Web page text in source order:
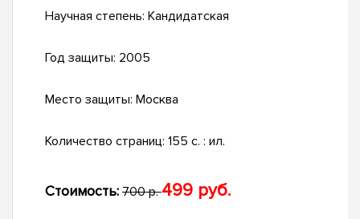
Научная степень: Кандидатская
Год защиты: 2005
Место защиты: Москва
Количество страниц: 155 с. : ил.
Стоимость: 700 р.499 руб.